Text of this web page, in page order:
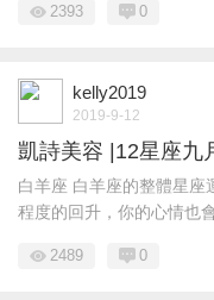
2393 0
kelly2019
2019-9-12
凱詩美容 |12星座九
白羊座 白羊座的整體星座
程度的回升，你的心情也
2489 0